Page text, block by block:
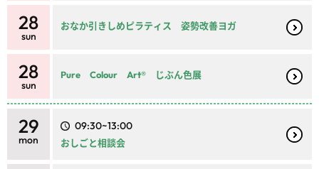
28
sun
おなか引きしめピラティス 姿勢改善ヨガ
28
sun
Pure Colour Art® じぶん色展
29
mon
09:30~13:00
おしごと相談会